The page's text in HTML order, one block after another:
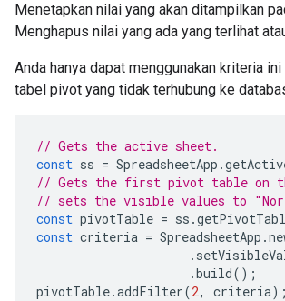
Menetapkan nilai yang akan ditampilkan
Menghapus nilai yang ada yang terlihat
Anda hanya dapat menggunakan kriteria
tabel pivot yang tidak terhubung ke
// Gets the active sheet.
const ss = SpreadsheetApp .
// Gets the first pivot table on
// sets the visible values to
const pivotTable = ss .
const criteria = SpreadsheetApp .
.
.build();
pivotTable.addFilter(2, criteria);